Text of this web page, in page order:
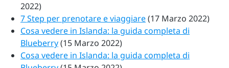
2022)
7 Step per prenotare e viaggiare(17 Marzo 2022)
Cosa vedere in Islanda: la guida completa di
Blueberry(15 Marzo 2022)
Cosa vedere in Islanda: la guida completa di